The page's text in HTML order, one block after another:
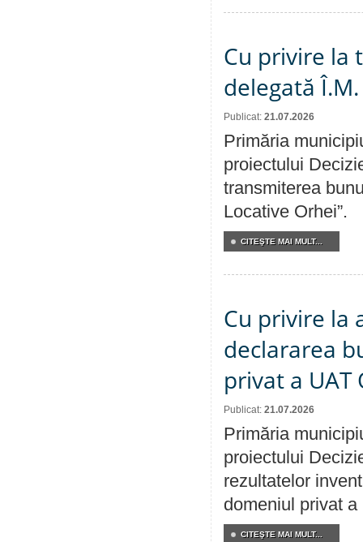
Cu privire la
delegată
Publicat: 21.07.2026
Primăria
proiectului
transmiterea
Locative Orhei”.
CITEŞTE MAI MULT...
Cu privire la
declararea
privat a UAT
Publicat: 21.07.2026
Primăria
proiectului
rezultatelor
domeniul privat a
CITEŞTE MAI MULT...